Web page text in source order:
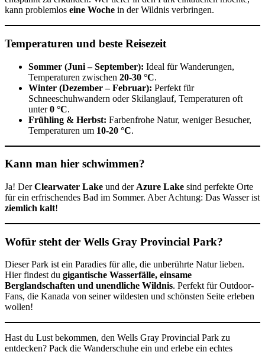
kann problemlos eine Woche in der Wildnis verbringen.
Temperaturen und beste Reisezeit
Sommer (Juni – September): Ideal für Wanderungen,
Temperaturen zwischen 20-30 °C.
Winter (Dezember – Februar): Perfekt für
Schneeschuhwandern oder Skilanglauf, Temperaturen oft
unter0 °C.
Frühling & Herbst: Farbenfrohe Natur, weniger Besucher,
Temperaturen um 10-20 °C.
Kann man hier schwimmen?
Ja! DerClearwater Lake und der Azure Lake sind perfekte Orte
für ein erfrischendes Bad im Sommer. Aber Achtung: Das Wasser ist
ziemlich kalt!
Wofür steht der Wells Gray Provincial Park?
Dieser Park ist ein Paradies für alle, die unberührte Natur lieben.
Hier findest du gigantische Wasserfälle, einsame
Berglandschaften und unendliche Wildnis. Perfekt für Outdoor-
Fans, die Kanada von seiner wildesten und schönsten Seite erleben
wollen!
Hast du Lust bekommen, den Wells Gray Provincial Park zu
entdecken? Pack die Wanderschuhe ein und erlebe ein echtes